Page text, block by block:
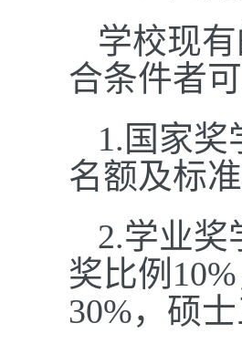
学校现
合条件者可
1.国家奖
名额及标
2.学业奖
奖比例
30%，硕